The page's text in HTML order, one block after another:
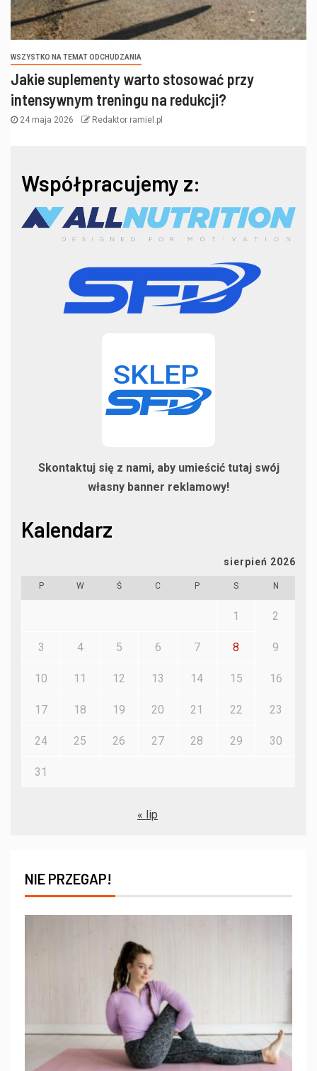
WSZYSTKO NA TEMAT ODCHUDZANIA
Jakie suplementy warto stosować przy
intensywnym treningu na redukcji?
24 maja 2026 Redaktor ramiel.pl
Współpracujemy z:
Skontaktuj się z nami, aby umieścić tutaj swój
własny banner reklamowy!
Kalendarz
sierpień 2026
P W Ś C P S N
1 2
3 4 5 6 7 8 9
10 11 12 13 14 15 16
17 18 19 20 21 22 23
24 25 26 27 28 29 30
31
« lip
NIE PRZEGAP!